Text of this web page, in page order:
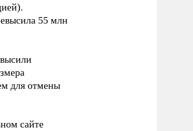
55 млн
для отмены
сайте